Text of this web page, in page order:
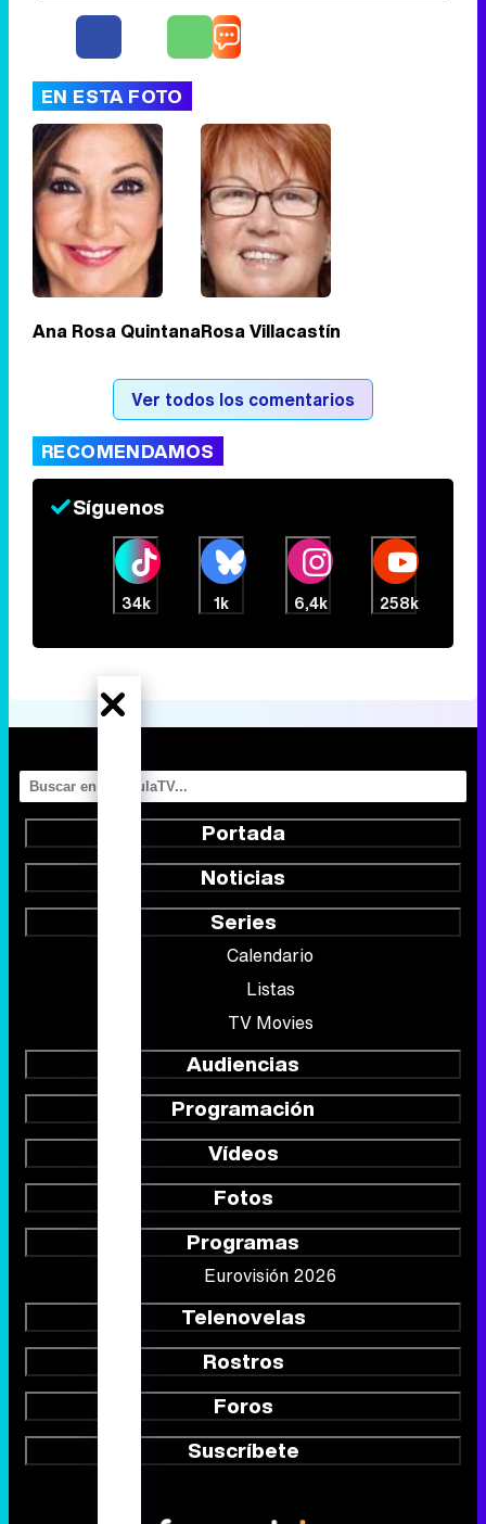
EN ESTA FOTO
Ana Rosa QuintanaRosa Villacastín
Ver todos los comentarios
RECOMENDAMOS
Síguenos
34k 1k 6,4k 258k
Portada
Noticias
Series
Calendario
Listas
TV Movies
Audiencias
Programación
Vídeos
Fotos
Programas
Eurovisión 2026
Telenovelas
Rostros
Foros
Suscríbete